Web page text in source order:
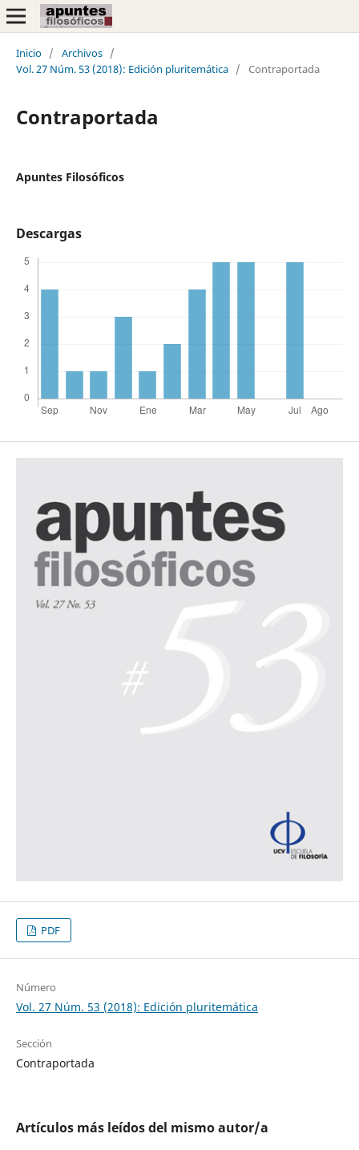
Inicio / Archivos /
Vol. 27 Núm. 53 (2018): Edición pluritemática / Contraportada
Contraportada
Apuntes Filosóficos
Descargas
PDF
Número
Vol. 27 Núm. 53 (2018): Edición pluritemática
Sección
Contraportada
Artículos más leídos del mismo autor/a